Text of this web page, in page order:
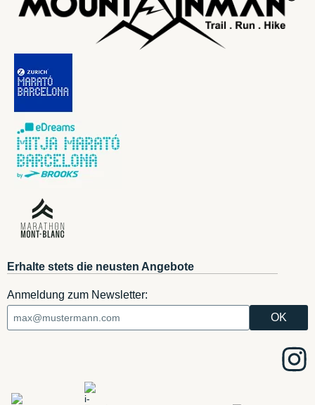
Erhalte stets die neusten Angebote
Anmeldung zum Newsletter: